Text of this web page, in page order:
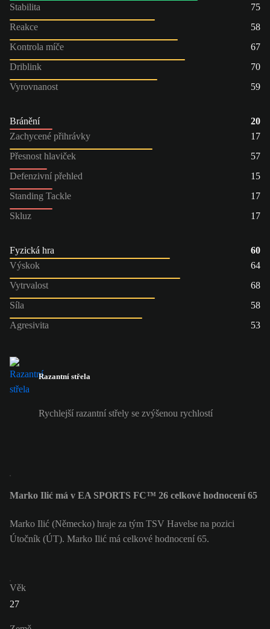
Stabilita
75
Reakce
58
Kontrola míče
67
Driblink
70
Vyrovnanost
59
Bránění
20
Zachycené přihrávky
17
Přesnost hlaviček
57
Defenzivní přehled
15
Standing Tackle
17
Skluz
17
Fyzická hra
60
Výskok
64
Vytrvalost
68
Síla
58
Agresivita
53
Razantní střela
Rychlejší razantní střely se zvýšenou rychlostí
Marko Ilić má v EA SPORTS FC™ 26 celkové hodnocení 65
Marko Ilić (Německo) hraje za tým TSV Havelse na pozici
Útočník (ÚT). Marko Ilić má celkové hodnocení 65.
Věk
27